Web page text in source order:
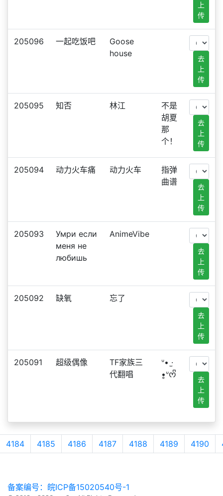
上
传
205096 一起吃饭吧
Goose
house
去
上
传
205095 知否 林江
不是
胡夏
那
个！
去
上
传
205094 动力火车痛 动力火车
指弹
曲谱
去
上
传
205093
Умри если
меня не
любишь
AnimeVibe
去
上
传
205092 缺氧 忘了
去
上
传
205091 超级偶像
TF家族三
代翻唱
ᐡ• ·̫
•̥ᐡᰔᩚ
去
上
传
4184 4185 4186 4187 4188 4189 4190
备案编号：皖ICP备15020540号-1